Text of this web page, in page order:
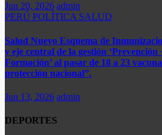
Jun 20, 2026 admin
PERÚ POLÍTICA SALUD
Salud Nuevo Esquema de
y eje central de la gestión
Formación’ al pasar de 18 a 23
protección nacional”.
Jun 13, 2026 admin
DEPORTES